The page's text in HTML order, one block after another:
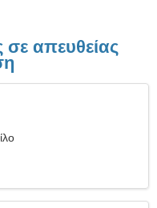
σε απευθείας